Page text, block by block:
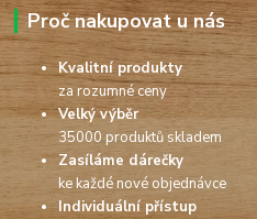
Proč nakupovat u nás
Kvalitní produkty
za rozumné ceny
Velký výběr
35000 produktů skladem
Zasíláme dárečky
ke každé nové objednávce
Individuální přístup